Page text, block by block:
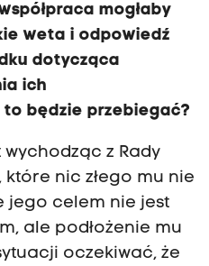
mogłaby
weta i odpowiedź
dotycząca
ich
to będzie przebiegać?
z Rady
nic złego mu nie
jego celem nie jest
ale podłożenie mu
oczekiwać, że